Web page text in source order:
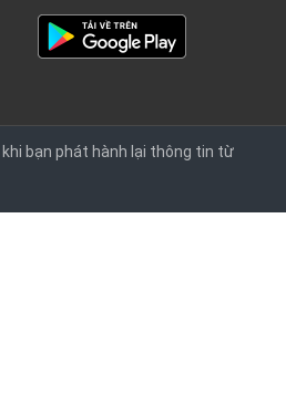
bạn phát hành lại thông tin từ